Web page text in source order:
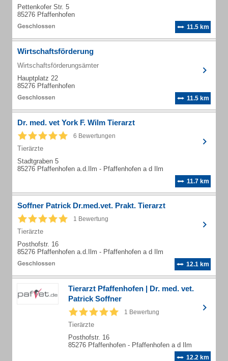
Pettenkofer Str. 5
85276 Pfaffenhofen
11.5 km
Wirtschaftsförderung
Wirtschaftsförderungsämter
Hauptplatz 22
85276 Pfaffenhofen
11.5 km
Dr. med. vet York F. Wilm Tierarzt
6 Bewertungen
Tierärzte
Stadtgraben 5
85276 Pfaffenhofen a.d.Ilm - Pfaffenhofen a d Ilm
11.7 km
Soffner Patrick Dr.med.vet. Prakt. Tierarzt
1 Bewertung
Tierärzte
Posthofstr. 16
85276 Pfaffenhofen a.d.Ilm - Pfaffenhofen a d Ilm
12.1 km
Tierarzt Pfaffenhofen | Dr. med. vet.
Patrick Soffner
1 Bewertung
Tierärzte
Posthofstr. 16
85276 Pfaffenhofen - Pfaffenhofen a d Ilm
12.2 km